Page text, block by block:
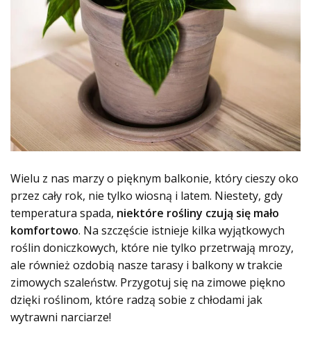
Wielu z nas marzy o pięknym balkonie, który cieszy oko
przez cały rok, nie tylko wiosną i latem. Niestety, gdy
temperatura spada, niektóre rośliny czują się mało
komfortowo. Na szczęście istnieje kilka wyjątkowych
roślin doniczkowych, które nie tylko przetrwają mrozy,
ale również ozdobią nasze tarasy i balkony w trakcie
zimowych szaleństw. Przygotuj się na zimowe piękno
dzięki roślinom, które radzą sobie z chłodami jak
wytrawni narciarze!